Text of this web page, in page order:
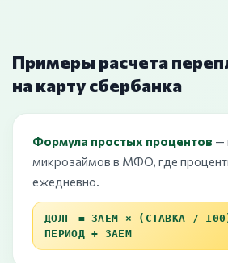
Примеры расчета
на карту сбербанка
Формула простых процентов —
микрозаймов в МФО, где
ежедневно.
ДОЛГ = ЗАЕМ × (СТАВКА /
ПЕРИОД + ЗАЕМ